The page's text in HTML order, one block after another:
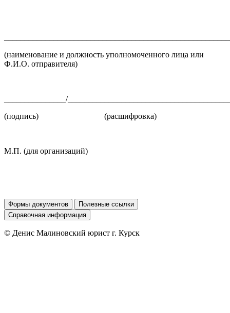
(наименование и должность уполномоченного лица или
Ф.И.О. отправителя)
_______________/
(подпись) (расшифровка)
М.П. (для организаций)
Формы документов
Полезные ссылки
Справочная информация
© Денис Малиновский юрист г. Курск